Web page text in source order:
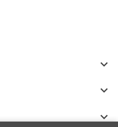


